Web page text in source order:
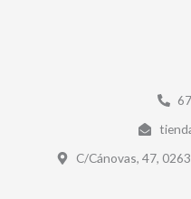
C/Cánovas, 47,